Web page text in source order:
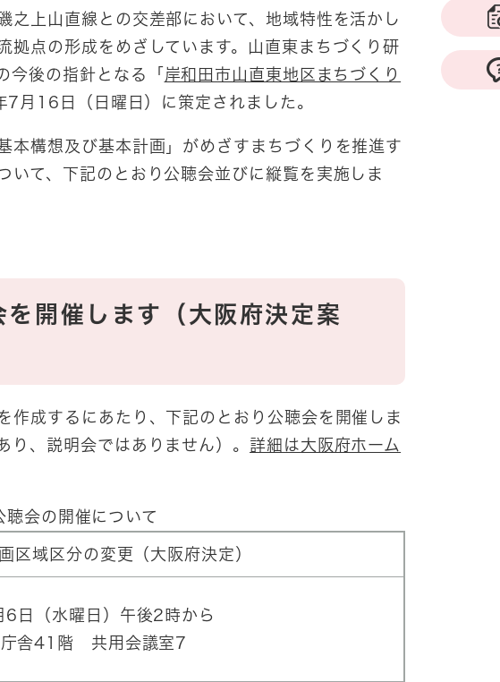
る之上山直線との交差部において、地域特性を活かし
拠点の形成をめざしています。山直東まちづくり研
今後の指針となる「 岸和田市山直東地区まちづくり
7月16日（日曜日）に策定されました。
本構想及び基本計画」がめざすまちづくりを推進す
いて、下記のとおり公聴会並びに縦覧を実施しま
を開催します（大阪府決定案
作成するにあたり、下記のとおり公聴会を開催しま
り、説明会ではありません）。 詳細は大阪府ホーム
聴会の開催について
区域区分の変更（大阪府決定）
日（水曜日）午後2時から
庁舎41階 共用会議室7